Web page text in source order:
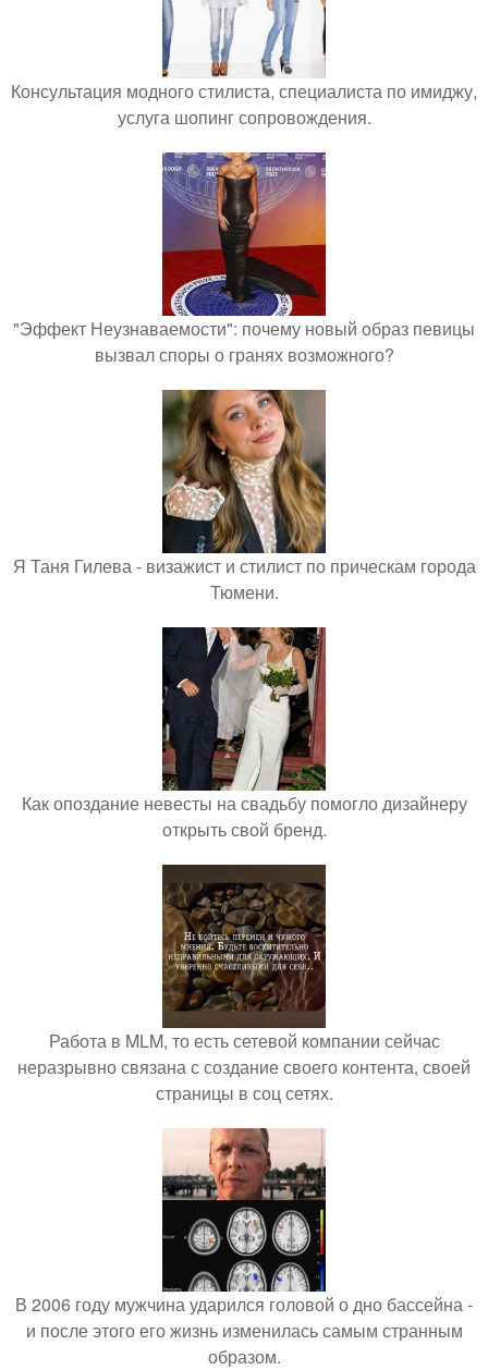
Консультация модного стилиста, специалиста по имиджу,
услуга шопинг сопровождения.
"Эффект Неузнаваемости": почему новый образ певицы
вызвал споры о гранях возможного?
Я Таня Гилева - визажист и стилист по прическам города
Тюмени.
Как опоздание невесты на свадьбу помогло дизайнеру
открыть свой бренд.
Работа в MLM, то есть сетевой компании сейчас
неразрывно связана с создание своего контента, своей
страницы в соц сетях.
В 2006 году мужчина ударился головой о дно бассейна -
и после этого его жизнь изменилась самым странным
образом.